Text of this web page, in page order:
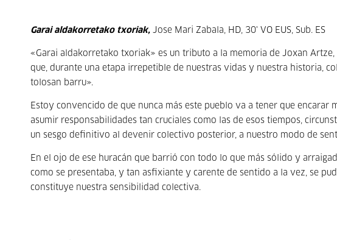
Garai aldakorretako txoriak, Jose Mari Zabala, HD, 30' VO EUS, Sub. ES
«Garai aldakorretako txoriak» es un tributo a la memoria de Joxan
que, durante una etapa irrepetible de nuestras vidas y nuestra historia,
tolosan barru».
Estoy convencido de que nunca más este pueblo va a tener que
asumir responsabilidades tan cruciales como las de esos tiempos,
un sesgo definitivo al devenir colectivo posterior, a nuestro modo de
En el ojo de ese huracán que barrió con todo lo que más sólido y
como se presentaba, y tan asfixiante y carente de sentido a la vez, se
constituye nuestra sensibilidad colectiva.